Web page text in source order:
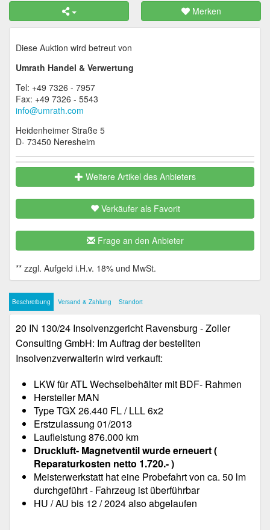
Merken
Diese Auktion wird betreut von
Umrath Handel & Verwertung
Tel: +49 7326 - 7957
Fax: +49 7326 - 5543
info@umrath.com
Heidenheimer Straße 5
D- 73450 Neresheim
Weitere Artikel des Anbieters
Verkäufer als Favorit
Frage an den Anbieter
Beschreibung Versand & Zahlung Standort
20 IN 130/24 Insolvenzgericht Ravensburg - Zoller
Consulting GmbH: Im Auftrag der bestellten
Insolvenzverwalterin wird verkauft:
LKW für ATL Wechselbehälter mit BDF- Rahmen
Hersteller MAN
Type TGX 26.440 FL / LLL 6x2
Erstzulassung 01/2013
Laufleistung 876.000 km
Druckluft- Magnetventil wurde erneuert (
Reparaturkosten netto 1.720.- )
Meisterwerkstatt hat eine Probefahrt von ca. 50 lm
durchgeführt - Fahrzeug ist überführbar
HU / AU bis 12 / 2024 also abgelaufen